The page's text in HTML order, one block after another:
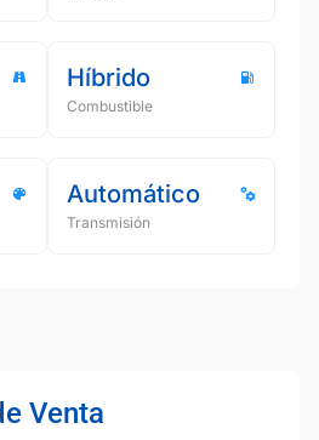
Híbrido
Combustible
Automático
Transmisión
Venta